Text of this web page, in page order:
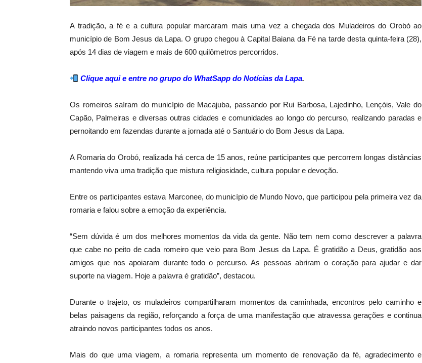
A tradição, a fé e a cultura popular marcaram mais uma vez a chegada dos Muladeiros do Orobó ao
município de Bom Jesus da Lapa. O grupo chegou à Capital Baiana da Fé na tarde desta quinta-feira (28),
após 14 dias de viagem e mais de 600 quilômetros percorridos.
Clique aqui e entre no grupo do WhatSapp do Notícias da Lapa.
Os romeiros saíram do município de Macajuba, passando por Rui Barbosa, Lajedinho, Lençóis, Vale do
Capão, Palmeiras e diversas outras cidades e comunidades ao longo do percurso, realizando paradas e
pernoitando em fazendas durante a jornada até o Santuário do Bom Jesus da Lapa.
A Romaria do Orobó, realizada há cerca de 15 anos, reúne participantes que percorrem longas distâncias
mantendo viva uma tradição que mistura religiosidade, cultura popular e devoção.
Entre os participantes estava Marconee, do município de Mundo Novo, que participou pela primeira vez da
romaria e falou sobre a emoção da experiência.
“Sem dúvida é um dos melhores momentos da vida da gente. Não tem nem como descrever a palavra
que cabe no peito de cada romeiro que veio para Bom Jesus da Lapa. É gratidão a Deus, gratidão aos
amigos que nos apoiaram durante todo o percurso. As pessoas abriram o coração para ajudar e dar
suporte na viagem. Hoje a palavra é gratidão”, destacou.
Durante o trajeto, os muladeiros compartilharam momentos da caminhada, encontros pelo caminho e
belas paisagens da região, reforçando a força de uma manifestação que atravessa gerações e continua
atraindo novos participantes todos os anos.
Mais do que uma viagem, a romaria representa um momento de renovação da fé, agradecimento e